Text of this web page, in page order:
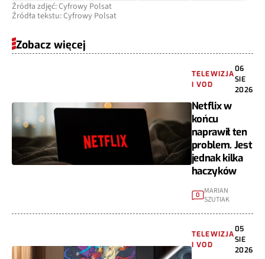
Źródła zdjęć: Cyfrowy Polsat
Źródła tekstu: Cyfrowy Polsat
Zobacz więcej
TELEWIZJA
I VOD
06
SIE
2026
Netflix w
końcu
naprawił ten
problem. Jest
jednak kilka
haczyków
0
MARIAN
SZUTIAK
TELEWIZJA
I VOD
05
SIE
2026